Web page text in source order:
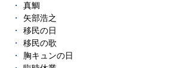
真鯛
矢部浩之
移民の日
移民の歌
胸キュンの日